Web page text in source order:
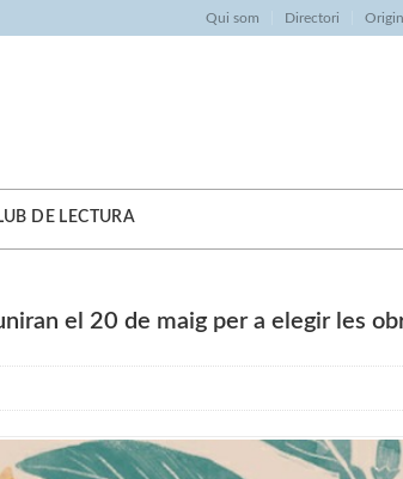
Qui som Directori
DE LECTURA
el 20 de maig per a elegir les